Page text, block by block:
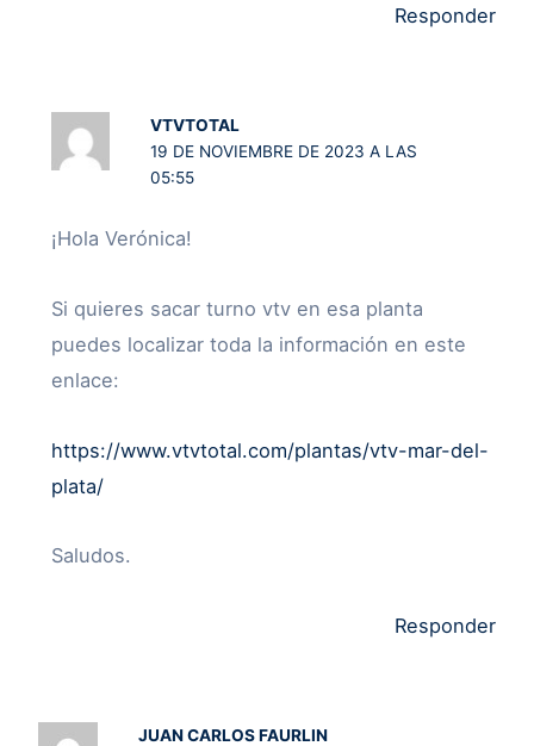
Responder
VTVTOTAL
19 DE NOVIEMBRE DE 2023 A LAS
05:55
¡Hola Verónica!
Si quieres sacar turno vtv en esa planta
puedes localizar toda la información en este
enlace:
https://www.vtvtotal.com/plantas/vtv-mar-del-
plata/
Saludos.
Responder
JUAN CARLOS FAURLIN